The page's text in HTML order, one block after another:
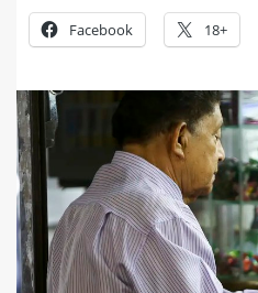
Facebook 18+